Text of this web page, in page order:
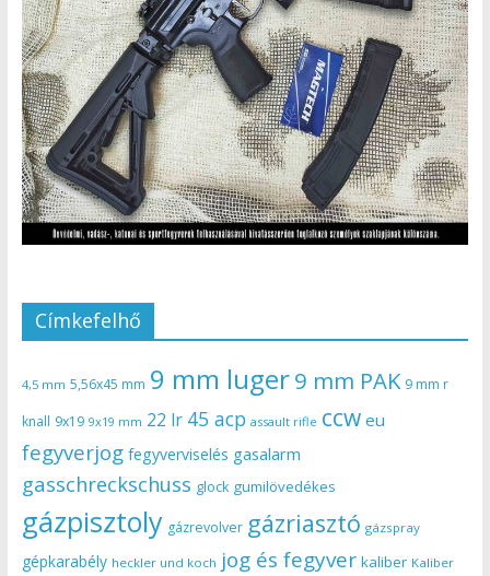
Címkefelhő
4,5 mm 5,56x45 mm 9 mm luger9 mm PAK 9 mm r
knall 9x19 9x19 mm 22 lr 45 acp assault rifle ccw eu
fegyverjog fegyverviselés gasalarm
gasschreckschuss glock gumilövedékes
gázpisztoly gázrevolver gázriasztó gázspray
gépkarabély heckler und koch jog és fegyver kaliber Kaliber